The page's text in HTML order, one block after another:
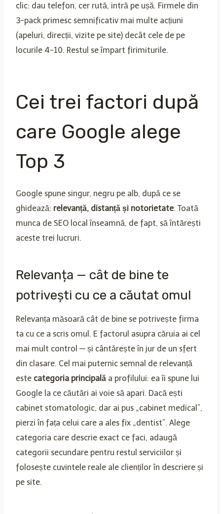
clic: dau telefon, cer rută, intră pe ușă. Firmele din
3-pack primesc semnificativ mai multe acțiuni
(apeluri, direcții, vizite pe site) decât cele de pe
locurile 4-10. Restul se împart firimiturile.
Cei trei factori după
care Google alege
Top 3
Google spune singur, negru pe alb, după ce se
ghidează: relevanță, distanță și notorietate. Toată
munca de SEO local înseamnă, de fapt, să întărești
aceste trei lucruri.
Relevanța — cât de bine te
potrivești cu ce a căutat omul
Relevanța măsoară cât de bine se potrivește firma
ta cu ce a scris omul. E factorul asupra căruia ai cel
mai mult control — și cântărește în jur de un sfert
din clasare. Cel mai puternic semnal de relevanță
este categoria principală a profilului: ea îi spune lui
Google la ce căutări ai voie să apari. Dacă ești
cabinet stomatologic, dar ai pus „cabinet medical”,
pierzi în fața celui care a ales fix „dentist”. Alege
categoria care descrie exact ce faci, adaugă
categorii secundare pentru restul serviciilor și
folosește cuvintele reale ale clienților în descriere și
pe site.